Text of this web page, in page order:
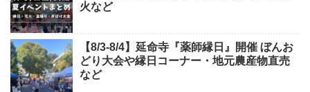
火など
【8/3-8/4】延命寺『薬師縁日』開催 ぼんお
どり大会や縁日コーナー・地元農産物直売
など